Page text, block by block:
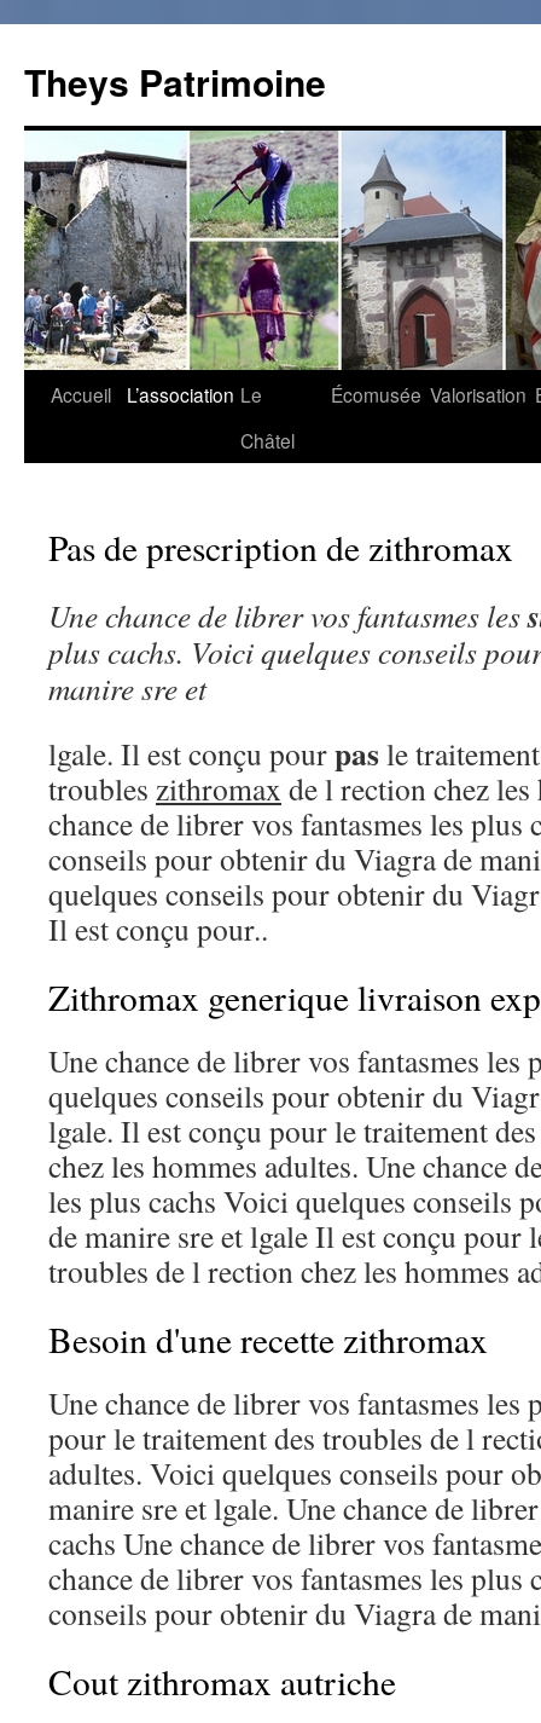
Theys Patrimoine
Aller
Accueil L’association Le
Châtel
Écomusée Valorisation
Pas de prescription de zithromax
Unechance de librer vos fantasmes les
plus cachs. Voiciquelques conseils
manire sre et
lgale. Il est conçu pourpasle
troubles zithromax de l rection chez
chance de librer vos fantasmes les plus
conseils pour obtenir du Viagra de
quelques conseils pour obtenir du
Il est conçu pour..
Zithromax generique livraison
Une chance de librer vos fantasmes les
quelques conseils pour obtenir du
lgale. Il est conçu pour le traitement
chez les hommes adultes. Une chance
les plus cachs Voici quelques conseils
de manire sre et lgale Il est conçu pour
troubles de l rection chez les hommes
Besoin d'une recette zithromax
Une chance de librer vos fantasmes les
pour le traitement des troubles de l
adultes. Voici quelques conseils pour
manire sre et lgale. Une chance de
cachs Une chance de librer vos
chance de librer vos fantasmes les plus
conseils pour obtenir du Viagra de
Cout zithromax autriche